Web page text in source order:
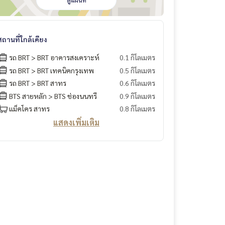
ถานที่ใกล้เคียง
รถ BRT > BRT อาคารสงเคราะห์
0.1 กิโลเมตร
รถ BRT > BRT เทคนิคกรุงเทพ
0.5 กิโลเมตร
รถ BRT > BRT สาทร
0.6 กิโลเมตร
BTS สายหลัก > BTS ช่องนนทรี
0.9 กิโลเมตร
แม็คโคร สาทร
0.8 กิโลเมตร
แสดงเพิ่มเติม